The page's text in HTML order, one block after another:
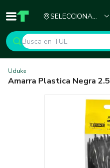
Inicio TUL - TuSELECCIONA
Uduke
Amarra Plastica Negra